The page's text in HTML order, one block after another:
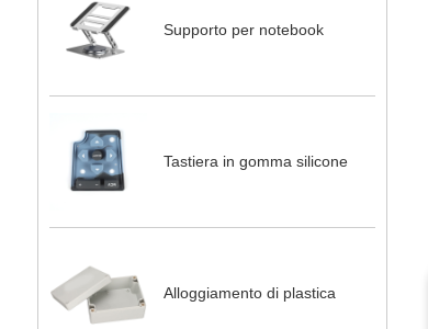
Supporto per notebook
Tastiera in gomma silicone
Alloggiamento di plastica